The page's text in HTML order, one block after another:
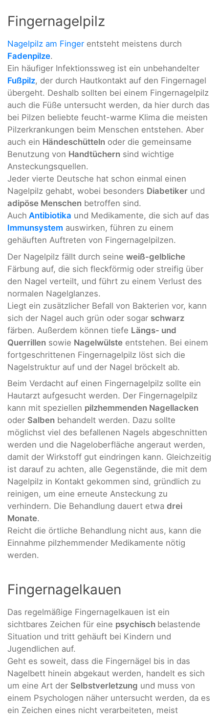
Fingernagelpilz
Nagelpilz am Finger entsteht meistens durch
Fadenpilze.
Ein häufiger Infektionssweg ist ein unbehandelter
Fußpilz, der durch Hautkontakt auf den Fingernagel
übergeht. Deshalb sollten bei einem Fingernagelpilz
auch die Füße untersucht werden, da hier durch das
bei Pilzen beliebte feucht-warme Klima die meisten
Pilzerkrankungen beim Menschen entstehen. Aber
auch ein Händeschütteln oder die gemeinsame
Benutzung von Handtüchern sind wichtige
Ansteckungsquellen.
Jeder vierte Deutsche hat schon einmal einen
Nagelpilz gehabt, wobei besonders Diabetiker und
adipöse Menschen betroffen sind.
Auch Antibiotika und Medikamente, die sich auf das
Immunsystem auswirken, führen zu einem
gehäuften Auftreten von Fingernagelpilzen.
Der Nagelpilz fällt durch seine weiß-gelbliche
Färbung auf, die sich fleckförmig oder streifig über
den Nagel verteilt, und führt zu einem Verlust des
normalen Nagelglanzes.
Liegt ein zusätzlicher Befall von Bakterien vor, kann
sich der Nagel auch grün oder sogar schwarz
färben. Außerdem können tiefe Längs- und
Querrillen sowie Nagelwülste entstehen. Bei einem
fortgeschrittenen Fingernagelpilz löst sich die
Nagelstruktur auf und der Nagel bröckelt ab.
Beim Verdacht auf einen Fingernagelpilz sollte ein
Hautarzt aufgesucht werden. Der Fingernagelpilz
kann mit speziellen pilzhemmenden Nagellacken
oder Salben behandelt werden. Dazu sollte
möglichst viel des befallenen Nagels abgeschnitten
werden und die Nageloberfläche angeraut werden,
damit der Wirkstoff gut eindringen kann. Gleichzeitig
ist darauf zu achten, alle Gegenstände, die mit dem
Nagelpilz in Kontakt gekommen sind, gründlich zu
reinigen, um eine erneute Ansteckung zu
verhindern. Die Behandlung dauert etwa drei
Monate.
Reicht die örtliche Behandlung nicht aus, kann die
Einnahme pilzhemmender Medikamente nötig
werden.
Fingernagelkauen
Das regelmäßige Fingernagelkauen ist ein
sichtbares Zeichen für eine psychisch belastende
Situation und tritt gehäuft bei Kindern und
Jugendlichen auf.
Geht es soweit, dass die Fingernägel bis in das
Nagelbett hinein abgekaut werden, handelt es sich
um eine Art der Selbstverletzung und muss von
einem Psychologen näher untersucht werden, da es
ein Zeichen eines nicht verarbeiteten, meist